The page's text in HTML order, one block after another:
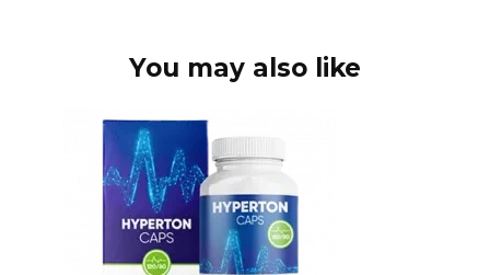
You may also like